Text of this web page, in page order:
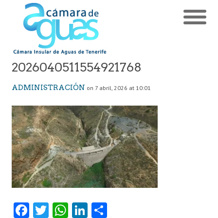
2026040511554921768
ADMINISTRACIÓN on 7 abril, 2026 at 10:01
Fa T W Li